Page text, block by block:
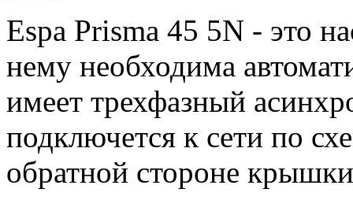
Espa Prisma 45 5N - это
нему необходима
имеет трехфазный
подключется к сети по
обратной стороне